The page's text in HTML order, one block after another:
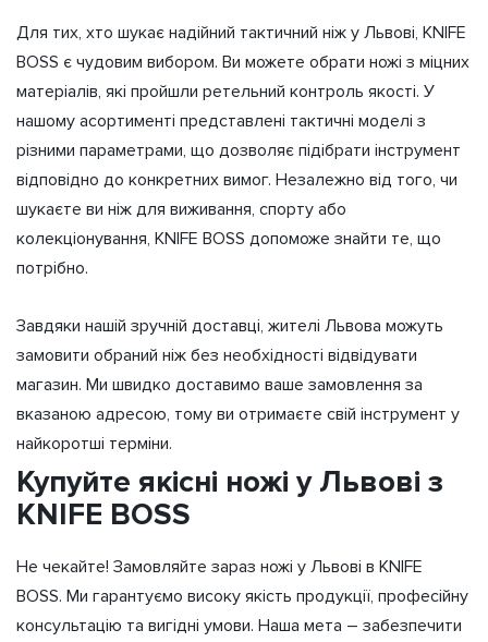
Для тих, хто шукає надійний тактичний ніж у Львові, KNIFE
BOSS є чудовим вибором. Ви можете обрати ножі з міцних
матеріалів, які пройшли ретельний контроль якості. У
нашому асортименті представлені тактичні моделі з
різними параметрами, що дозволяє підібрати інструмент
відповідно до конкретних вимог. Незалежно від того, чи
шукаєте ви ніж для виживання, спорту або
колекціонування, KNIFE BOSS допоможе знайти те, що
потрібно.
Завдяки нашій зручній доставці, жителі Львова можуть
замовити обраний ніж без необхідності відвідувати
магазин. Ми швидко доставимо ваше замовлення за
вказаною адресою, тому ви отримаєте свій інструмент у
найкоротші терміни.
Купуйте якісні ножі у Львові з
KNIFE BOSS
Не чекайте! Замовляйте зараз ножі у Львові в KNIFE
BOSS. Ми гарантуємо високу якість продукції, професійну
консультацію та вигідні умови. Наша мета – забезпечити